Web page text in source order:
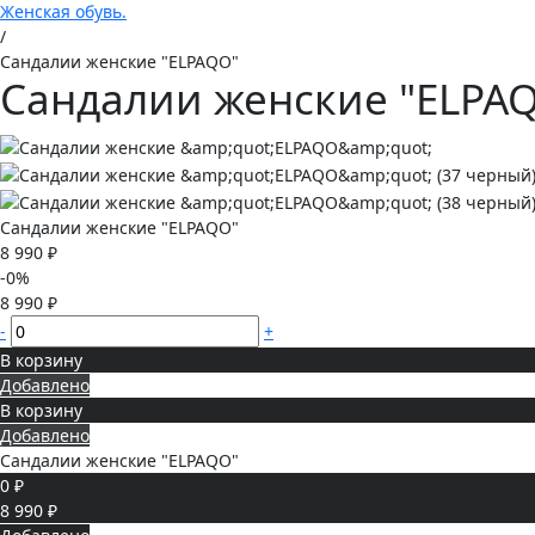
Женская обувь.
/
Сандалии женские "ELPAQO"
Сандалии женские
Сандалии женские "ELPAQO"
8 990 ₽
-0%
8 990 ₽
-
+
В корзину
Добавлено
В корзину
Добавлено
Сандалии женские "ELPAQO"
0 ₽
8 990 ₽